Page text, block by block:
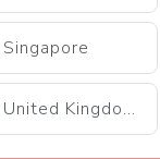
Singapore
United Kingdom